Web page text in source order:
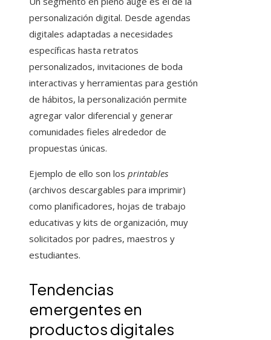
personalización digital. Desde agendas
digitales adaptadas a necesidades
específicas hasta retratos
personalizados, invitaciones de boda
interactivas y herramientas para gestión
de hábitos, la personalización permite
agregar valor diferencial y generar
comunidades fieles alrededor de
propuestas únicas.
Ejemplo de ello son los printables
(archivos descargables para imprimir)
como planificadores, hojas de trabajo
educativas y kits de organización, muy
solicitados por padres, maestros y
estudiantes.
Tendencias
emergentes en
productos digitales